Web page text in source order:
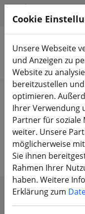
Produkte suchen
Start FPV Drohnen
FPV Starter
einfach
Cookie
Unsere Webseite
und Anzeigen zu
Website zu
bereitzustellen
optimieren.
Ihrer Verwendung
Partner für soziale
weiter. Unsere
möglicherweise
Sie ihnen
Rahmen Ihrer
haben. Weitere
Erklärung zum